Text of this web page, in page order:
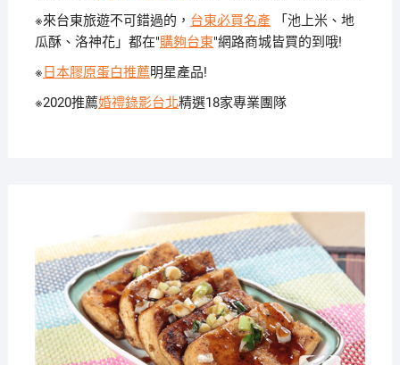
※來台東旅遊不可錯過的， 台東必買名產「池上米、地
瓜酥、洛神花」都在"購夠台東"網路商城皆買的到哦!
※ 日本膠原蛋白推薦明星產品!
※2020推薦婚禮錄影台北精選18家專業團隊